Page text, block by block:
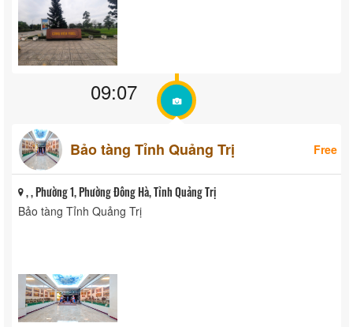
09:07
Bảo tàng Tỉnh Quảng Trị Free
, , Phường 1, Phường Đông Hà, Tỉnh Quảng Trị
Bảo tàng Tỉnh Quảng Trị